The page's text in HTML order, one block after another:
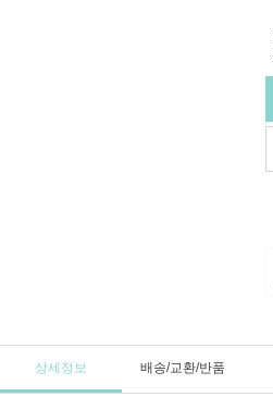
상세정보 배송/교환/반품